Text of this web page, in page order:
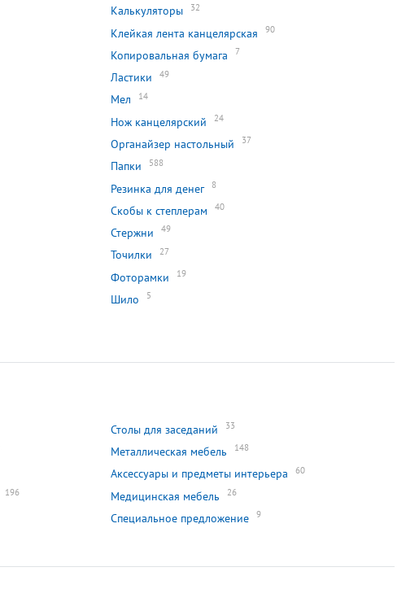
Калькуляторы 32
Клейкая лента канцелярская 90
Копировальная бумага 7
Ластики 49
Мел 14
Нож канцелярский 24
Органайзер настольный 37
Папки 588
Резинка для денег 8
Скобы к степлерам 40
Стержни 49
Точилки 27
Фоторамки 19
Шило 5
Столы для заседаний 33
Металлическая мебель 148
Аксессуары и предметы интерьера 60
196 Медицинская мебель 26
Специальное предложение 9